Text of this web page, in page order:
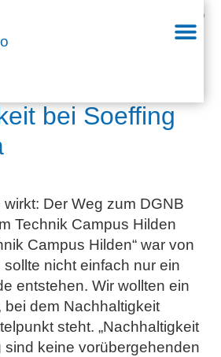
Firmennews
in Gold für
Campus Hilden:
bei Soeffing
Der Weg zum DGNB
Technik Campus Hilden
Campus Hilden“ war von
nicht einfach nur ein
entstehen. Wir wollten ein
bei dem Nachhaltigkeit
steht. „Nachhaltigkeit
sind keine vorübergehenden